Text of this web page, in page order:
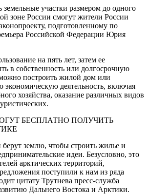
земельные участки размером до одного
зоне России смогут жители России
подготовленному по
Российской Федерации Юрия
на пять лет, затем ее
в собственность или долгосрочную
построить жилой дом или
экономическую деятельность, включая
хозяйства, оказание различных видов
землю, чтобы строить жилье и
идеи. Безусловно, это
арктических территорий,
поступили к нам из ряда
цитату Трутнева пресс-служба
Дальнего Востока и Арктики.